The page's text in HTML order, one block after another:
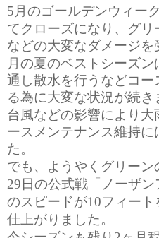
5 月のゴールデンウィー
てクローズになり、グ
などの大変なダメージ
月の夏のベストシーズ
通し散水を行うなどコ
る為に大変な状況が続き
台風などの影響により
ースメンテナンス維持
た。
でも、ようやくグリーン
29日の公式戦「ノーザ
のスピードが10フィー
仕上がりました。